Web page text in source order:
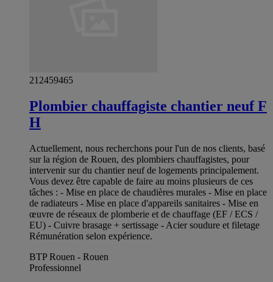
212459465
Plombier chauffagiste chantier neuf F
H
Actuellement, nous recherchons pour l'un de nos clients, basé
sur la région de Rouen, des plombiers chauffagistes, pour
intervenir sur du chantier neuf de logements principalement.
Vous devez être capable de faire au moins plusieurs de ces
tâches : - Mise en place de chaudières murales - Mise en place
de radiateurs - Mise en place d'appareils sanitaires - Mise en
œuvre de réseaux de plomberie et de chauffage (EF / ECS /
EU) - Cuivre brasage + sertissage - Acier soudure et filetage
Rémunération selon expérience.
BTP Rouen - Rouen
Professionnel